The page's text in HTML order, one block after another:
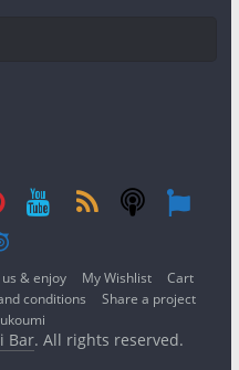
us & enjoy My Wishlist
Cart
conditions
Share a project
Bar. All rights reserved.